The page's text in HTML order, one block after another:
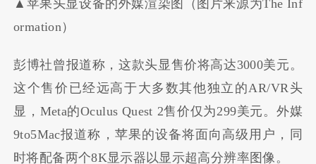
▲苹果头显设备的外媒渲染图（图片来源为The Inf
ormation）
彭博社曾报道称，这款头显售价将高达3000美元。
这个售价已经远高于大多数其他独立的AR/VR头
显，Meta的Oculus Quest 2售价仅为299美元。外媒
9to5Mac报道称，苹果的设备将面向高级用户，同
时将配备两个8K显示器以显示超高分辨率图像。